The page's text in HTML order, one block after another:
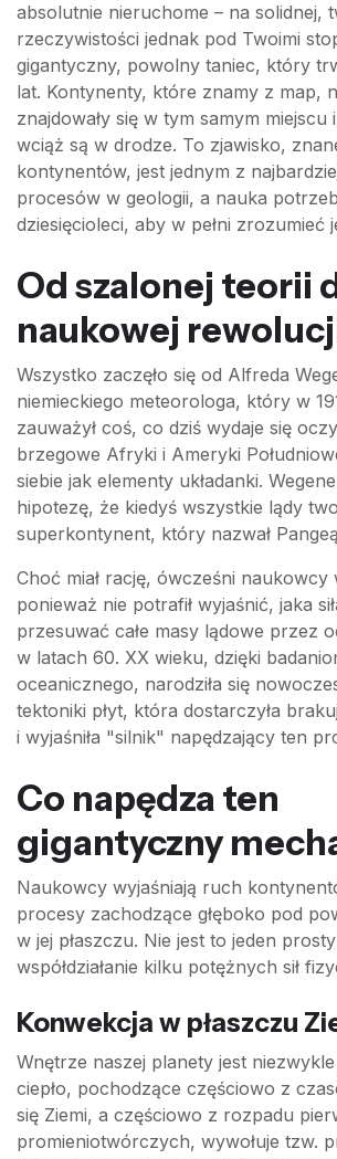
absolutnie nieruchome – na solidnej,
rzeczywistości jednak pod Twoimi
gigantyczny, powolny taniec, który
lat. Kontynenty, które znamy z map,
znajdowały się w tym samym miejscu
wciąż są w drodze. To zjawisko,
kontynentów, jest jednym z
procesów w geologii, a nauka
dziesięcioleci, aby w pełni zrozumieć
Od szalonej teorii
naukowej
Wszystko zaczęło się od Alfreda
niemieckiego meteorologa, który w
zauważył coś, co dziś wydaje się
brzegowe Afryki i Ameryki
siebie jak elementy układanki.
hipotezę, że kiedyś wszystkie lądy
superkontynent, który nazwał
Choć miał rację, ówcześni naukowcy
ponieważ nie potrafił wyjaśnić, jaka
przesuwać całe masy lądowe przez
w latach 60. XX wieku, dzięki
oceanicznego, narodziła się
tektoniki płyt, która dostarczyła
i wyjaśniła "silnik" napędzający ten
Co napędza ten
gigantyczny
Naukowcy wyjaśniają ruch
procesy zachodzące głęboko pod
w jej płaszczu. Nie jest to jeden
współdziałanie kilku potężnych sił
Konwekcja w płaszczu
Wnętrze naszej planety jest
ciepło, pochodzące częściowo z
się Ziemi, a częściowo z rozpadu
promieniotwórczych, wywołuje tzw.